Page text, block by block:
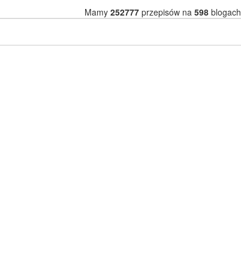
Mamy 252777przepisów na 598